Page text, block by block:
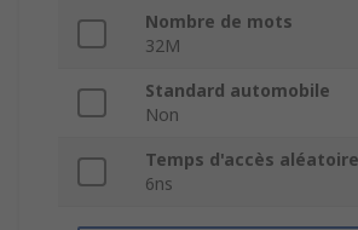
Nombre de mots
32M
Standard automobile
Non
Temps d'accès
6ns